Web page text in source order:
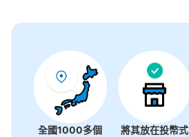
全國1000多個
將其放在投幣式